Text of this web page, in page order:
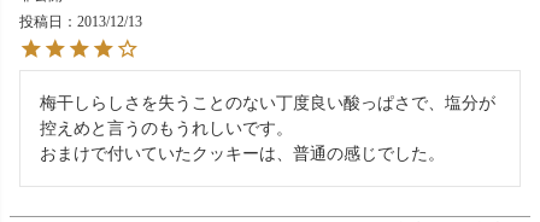
投稿日
2013/12/13
梅干しらしさを失うことのない丁度良い酸っぱさで、塩分が
控えめと言うのもうれしいです。
おまけで付いていたクッキーは、普通の感じでした。